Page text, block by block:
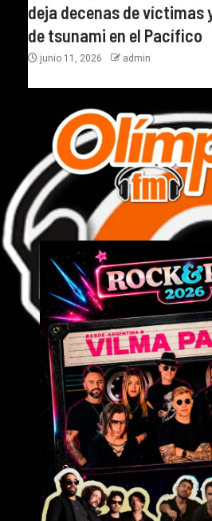
deja decenas de
de tsunami en el Pacífico
junio 11, 2026 admin